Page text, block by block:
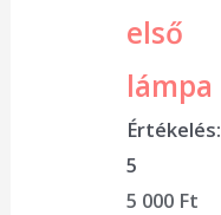
első
lámpa
Értékelés:
5
5 000 Ft